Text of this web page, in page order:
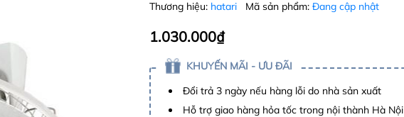
Thương hiệu: hatari Mã sản phẩm: Đang cập nhật
1.030.000₫
KHUYẾN MÃI - ƯU ĐÃI
Đổi trả 3 ngày nếu hàng lỗi do nhà sản xuất
Hỗ trợ giao hàng hỏa tốc trong nội thành Hà Nội